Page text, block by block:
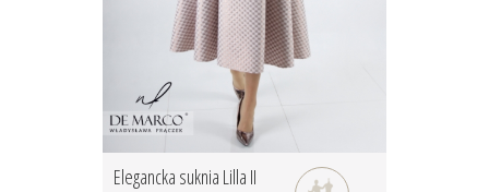
Elegancka suknia Lilla II